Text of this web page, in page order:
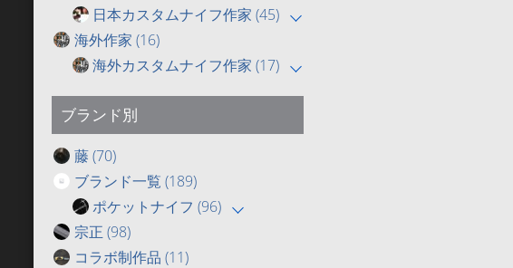
日本カスタムナイフ作家 (45)
海外作家 (16)
海外カスタムナイフ作家 (17)
ブランド別
藤(70)
ブランド一覧 (189)
ポケットナイフ (96)
宗正 (98)
コラボ制作品 (11)